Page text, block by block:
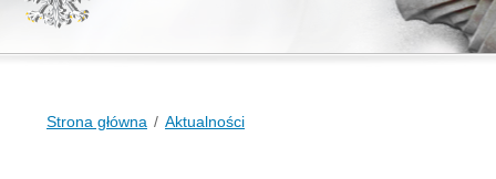
Strona główna Aktualności